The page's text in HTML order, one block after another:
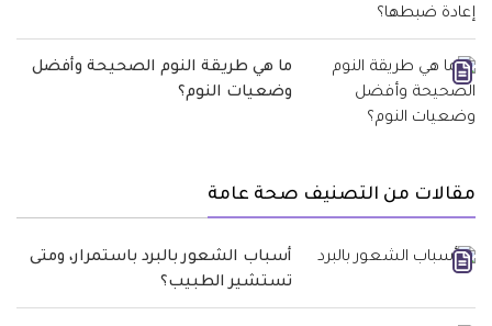
ما هي طريقة النوم الصحيحة وأفضل
وضعيات النوم؟
مقالات من التصنيف صحة عامة
أسباب الشعور بالبرد باستمرار، ومتى
تستشير الطبيب؟